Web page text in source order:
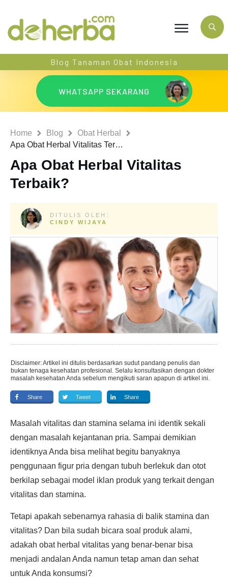
Blog Tanaman Obat Indonesia
WHATSAPP SEKARANG
Home Blog
Obat Herbal
Apa Obat Herbal Vitalitas Terbaik?
Apa Obat Herbal Vitalitas
Terbaik?
DITULIS OLEH:
CINDY WIJAYA
Disclaimer: Artikel ini ditulis berdasarkan sudut pandang penulis dan
bukan tenaga kesehatan profesional. Selalu konsultasikan dengan dokter
masalah kesehatan Anda sebelum mengikuti saran apapun di artikel ini.
Share Tweet Share
Masalah vitalitas dan stamina selama ini identik sekali
dengan masalah kejantanan pria. Sampai demikian
identiknya Anda bisa melihat begitu banyaknya
penggunaan figur pria dengan tubuh berlekuk dan otot
berkilap sebagai model iklan produk yang terkait dengan
vitalitas dan stamina.
Tetapi apakah sebenarnya rahasia di balik stamina dan
vitalitas? Dan bila sudah bicara soal produk alami,
adakah obat herbal vitalitas yang benar-benar bisa
menjadi andalan Anda namun tetap aman dan sehat
untuk Anda konsumsi?